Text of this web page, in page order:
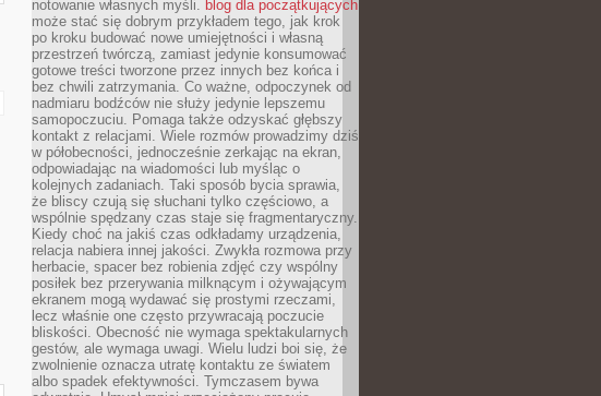
notowanie własnych myśli. blog dla początkujących
może stać się dobrym przykładem tego, jak krok
po kroku budować nowe umiejętności i własną
przestrzeń twórczą, zamiast jedynie konsumować
gotowe treści tworzone przez innych bez końca i
bez chwili zatrzymania. Co ważne, odpoczynek od
nadmiaru bodźców nie służy jedynie lepszemu
samopoczuciu. Pomaga także odzyskać głębszy
kontakt z relacjami. Wiele rozmów prowadzimy dziś
w półobecności, jednocześnie zerkając na ekran,
odpowiadając na wiadomości lub myśląc o
kolejnych zadaniach. Taki sposób bycia sprawia,
że bliscy czują się słuchani tylko częściowo, a
wspólnie spędzany czas staje się fragmentaryczny.
Kiedy choć na jakiś czas odkładamy urządzenia,
relacja nabiera innej jakości. Zwykła rozmowa przy
herbacie, spacer bez robienia zdjęć czy wspólny
posiłek bez przerywania milknącym i ożywającym
ekranem mogą wydawać się prostymi rzeczami,
lecz właśnie one często przywracają poczucie
bliskości. Obecność nie wymaga spektakularnych
gestów, ale wymaga uwagi. Wielu ludzi boi się, że
zwolnienie oznacza utratę kontaktu ze światem
albo spadek efektywności. Tymczasem bywa